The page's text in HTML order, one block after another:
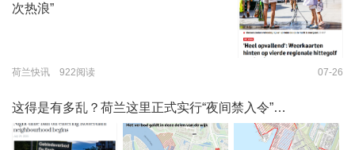
次热浪”
荷兰快讯 922阅读 07-26
这得是有多乱？荷兰这里正式实行“夜间禁入令”…